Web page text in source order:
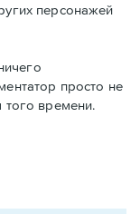
персонажей
просто не
того времени.